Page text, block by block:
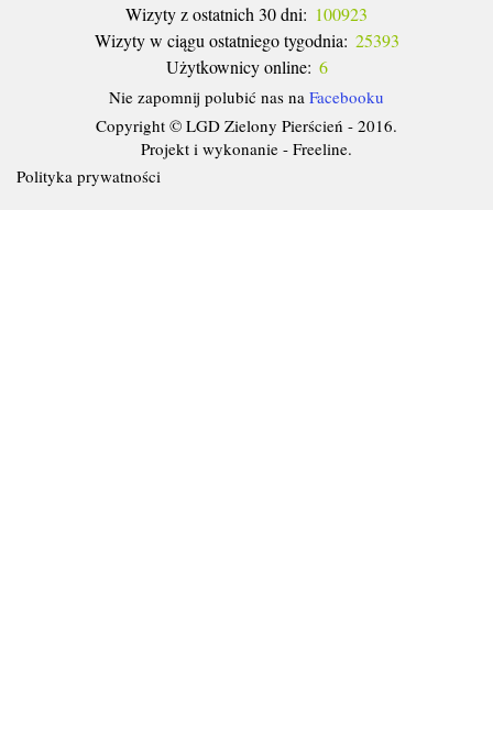
Wizyty z ostatnich 30 dni: 100923
Wizyty w ciągu ostatniego tygodnia: 25393
Użytkownicy online: 6
Nie zapomnij polubić nas na Facebooku
Copyright © LGD Zielony Pierścień - 2016.
Projekt i wykonanie - Freeline.
Polityka prywatności